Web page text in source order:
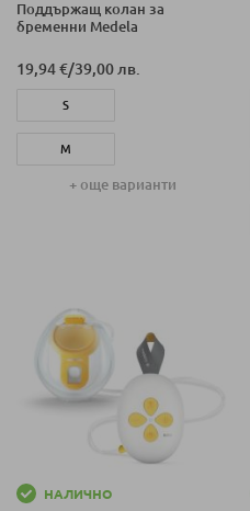
Поддържащ колан за
бременни Medela
19,94 €/39,00 лв.
S
M
+ още варианти
НАЛИЧНО